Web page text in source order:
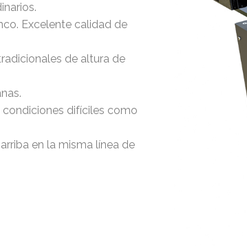
Excelente calidad de
de altura de
difíciles como
en la misma línea de